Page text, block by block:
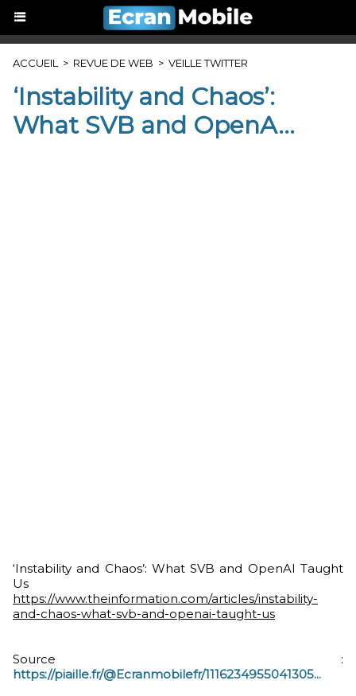
ACCUEIL > REVUE DE WEB > VEILLE TWITTER
‘Instability and Chaos’:
What SVB and OpenA...
‘Instability and Chaos’: What SVB and OpenAI Taught
Us
https://www.theinformation.com/articles/instability-
and-chaos-what-svb-and-openai-taught-us
Source :
https://piaille.fr/@Ecranmobilefr/1116234955041305...